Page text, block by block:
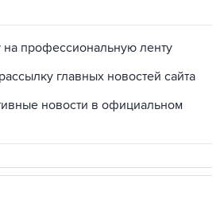
на профессиональную ленту
главных новостей сайта
новости в официальном